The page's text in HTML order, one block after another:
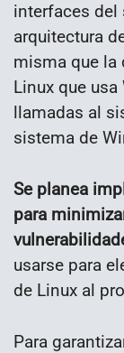
interfaces del
arquitectura
misma que la
Linux que
llamadas al
sistema de
Se planea
para
usarse para
de Linux al
Para